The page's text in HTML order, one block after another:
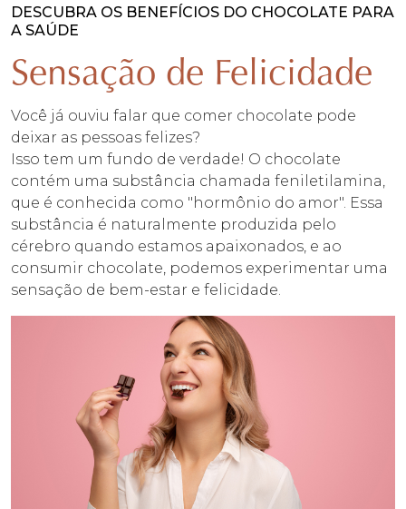
Ao
400g
quantidade
DESCUBRA OS BENEFÍCIOS DO CHOCOLATE PARA
A SAÚDE
Sensação de Felicidade
Você já ouviu falar que comer chocolate pode
deixar as pessoas felizes?
Isso tem um fundo de verdade! O chocolate
contém uma substância chamada feniletilamina,
que é conhecida como "hormônio do amor". Essa
substância é naturalmente produzida pelo
cérebro quando estamos apaixonados, e ao
consumir chocolate, podemos experimentar uma
sensação de bem-estar e felicidade.